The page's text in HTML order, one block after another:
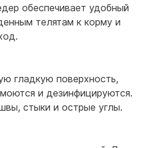
обеспечивает удобный
телятам к корму и
гладкую поверхность,
и дезинфицируются.
стыки и острые углы.